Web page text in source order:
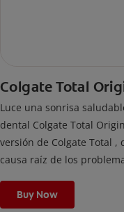
Colgate Total
Luce una sonrisa
dental Colgate Total
versión de Colgate Total ,
causa raíz de los
fórmula con desempeño
Buy Now